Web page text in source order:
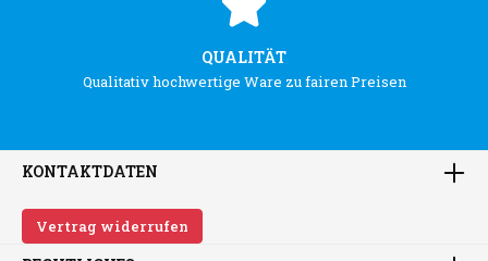
QUALITÄT
Qualitativ hochwertige Ware zu fairen Preisen
KONTAKTDATEN
Vertrag widerrufen